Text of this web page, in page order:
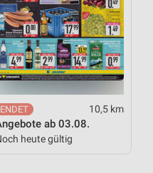
10,5 km
ab 03.08.
heute gültig